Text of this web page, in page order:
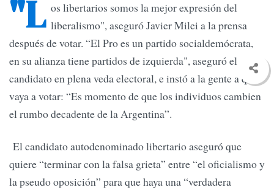
"L os libertarios somos la mejor expresión del
liberalismo", aseguró Javier Milei a la prensa
después de votar. “El Pro es un partido socialdemócrata,
en su alianza tiene partidos de izquierda", aseguró el
candidato en plena veda electoral, e instó a la gente a que
vaya a votar: “Es momento de que los individuos cambien
el rumbo decadente de la Argentina”.
El candidato autodenominado libertario aseguró que
quiere “terminar con la falsa grieta” entre “el oficialismo y
la pseudo oposición” para que haya una “verdadera